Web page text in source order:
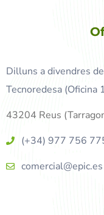
Dilluns a divendres
Tecnoredesa (Oficina
43204 Reus
(+34) 977 756
comercial@epic.es